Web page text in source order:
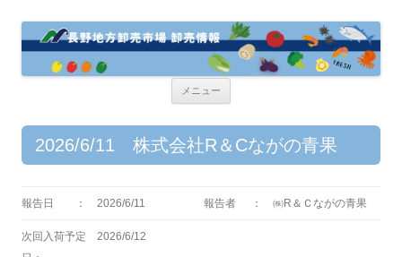
メニュー
ン
へ
プ
2026/6/11 株式会社R＆Cながの青果
報告日 ： 2026/6/11 報告者 ： ㈱R＆Ｃながの青果
次回入荷予定
2026/6/12